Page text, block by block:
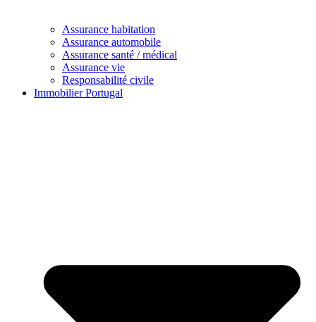
Assurance habitation
Assurance automobile
Assurance santé / médical
Assurance vie
Responsabilité civile
Immobilier Portugal